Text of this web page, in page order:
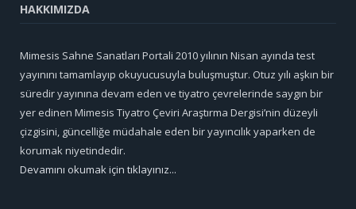
HAKKIMIZDA
Mimesis Sahne Sanatları Portali 2010 yılının Nisan ayında test
yayınını tamamlayıp okuyucusuyla buluşmuştur. Otuz yılı aşkın bir
süredir yayınına devam eden ve tiyatro çevrelerinde saygın bir
yer edinen Mimesis Tiyatro Çeviri Araştırma Dergisi’nin düzeyli
çizgisini, güncelliğe müdahale eden bir yayıncılık yaparken de
korumak niyetindedir.
Devamını okumak için tıklayınız...